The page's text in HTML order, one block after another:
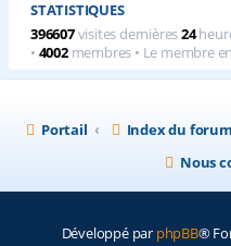
STATISTIQUES
396607visites dernières24
• 4002membres • Le membre
Portail Index du forum
Nous
Développé par phpBB®